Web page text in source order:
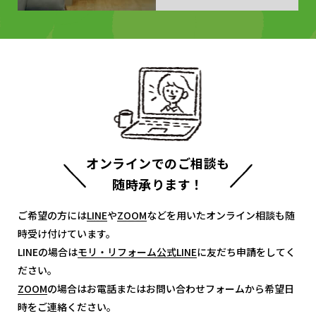
オンラインでのご相談も
随時承ります！
ご希望の方にはLINE
LINEやZOOM
ZOOMなどを用いたオンライン相談も随
時受け付けています。
LINEの場合はモリ・リフォーム公式LINE
モリ・リフォーム公式LINEに友だち申請をしてく
ださい。
ZOOM
ZOOMの場合はお電話またはお問い合わせフォームから希望日
時をご連絡ください。